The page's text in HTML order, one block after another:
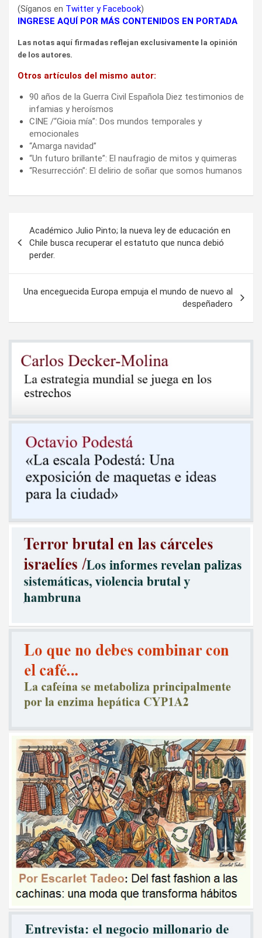
(Síganos en Twitter yFacebook)
INGRESE AQUÍ POR MÁS CONTENIDOS EN PORTADA
Las notas aquí firmadas reflejan exclusivamente la opinión
de los autores.
Otros artículos del mismo autor:
90 años de la Guerra Civil Española Diez testimonios de
infamias y heroísmos
CINE /“Gioia mía”: Dos mundos temporales y
emocionales
“Amarga navidad”
“Un futuro brillante”: El naufragio de mitos y quimeras
“Resurrección”: El delirio de soñar que somos humanos
de
entradas
Académico Julio Pinto; la nueva ley de educación en
Chile busca recuperar el estatuto que nunca debió
perder.
Una enceguecida Europa empuja el mundo de nuevo al
despeñadero